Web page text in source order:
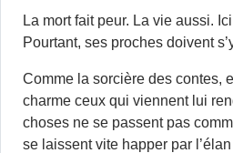
La mort fait peur. La vie aussi.
Pourtant, ses proches doivent
Comme la sorcière des contes,
charme ceux qui viennent lui
choses ne se passent pas
se laissent vite happer par